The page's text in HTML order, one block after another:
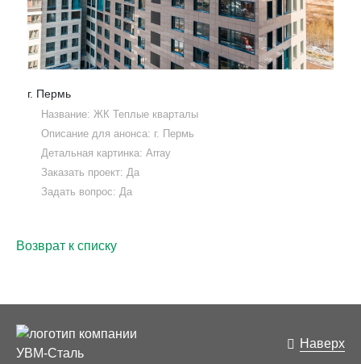
г. Пермь
Название: ЖК Теплые кварталы
Описание для анонса: г. Пермь
Детальная картинка: Array
Заказать проект: Да
Задать вопрос: Да
Возврат к списку
Наверх